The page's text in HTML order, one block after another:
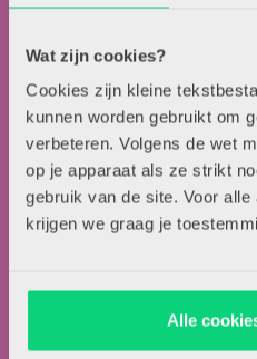
Wat zijn cookies?
Cookies zijn kleine
kunnen worden gebruikt om
verbeteren. Volgens de wet
op je apparaat als ze strikt
gebruik van de site. Voor
krijgen we graag je
Alle
Artikel